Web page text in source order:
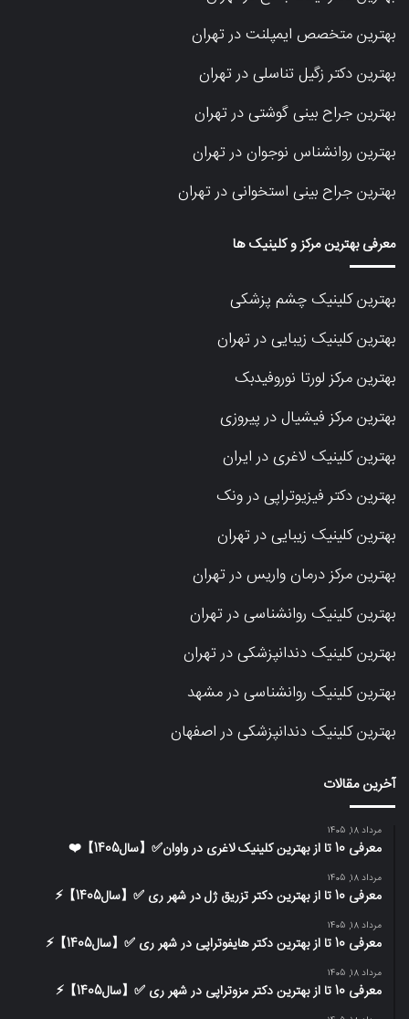
بهترین متخصص ایمپلنت در تهران
بهترین دکتر زگیل تناسلی در تهران
بهترین جراح بینی گوشتی در تهران
بهترین روانشناس نوجوان در تهران
بهترین جراح بینی استخوانی در تهران
معرفی بهترین مرکز و کلینیک ها
بهترین کلینیک چشم پزشکی
بهترین کلینیک زیبایی در تهران
بهترین مرکز لورتا نوروفیدبک
بهترین مرکز فیشیال در پیروزی
بهترین کلینیک لاغری در ایران
بهترین دکتر فیزیوتراپی در ونک
بهترین کلینیک زیبایی در تهران
بهترین مرکز درمان واریس در تهران
بهترین کلینیک روانشناسی در تهران
بهترین کلینیک دندانپزشکی در تهران
بهترین کلینیک روانشناسی در مشهد
بهترین کلینیک دندانپزشکی در اصفهان
آخرین مقالات
مرداد 18, 1405
معرفی 10 تا از بهترین کلینیک لاغری در واوان✅【سال1405】❤️
مرداد 18, 1405
معرفی 10 تا از بهترین دکتر تزریق ژل در شهر ری ✅【سال1405】⚡️
مرداد 18, 1405
معرفی 10 تا از بهترین دکتر هایفوتراپی در شهر ری ✅【سال1405】⚡️
مرداد 18, 1405
معرفی 10 تا از بهترین دکتر مزوتراپی در شهر ری ✅【سال1405】⚡️